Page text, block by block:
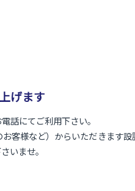
げます
話にてご利用下さい。
客様など）からいただきます
いませ。